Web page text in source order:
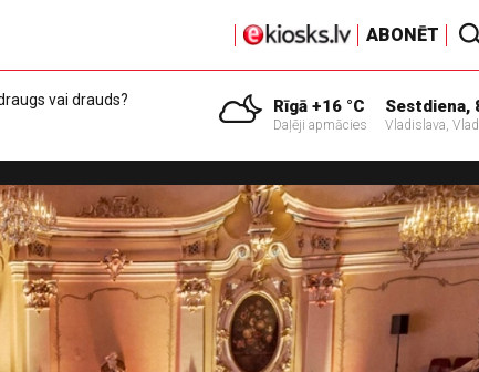
ABONĒT
vai drauds?
Rīgā +16 °C
Daļēji apmācies
Sestdiena,
Vladislava,